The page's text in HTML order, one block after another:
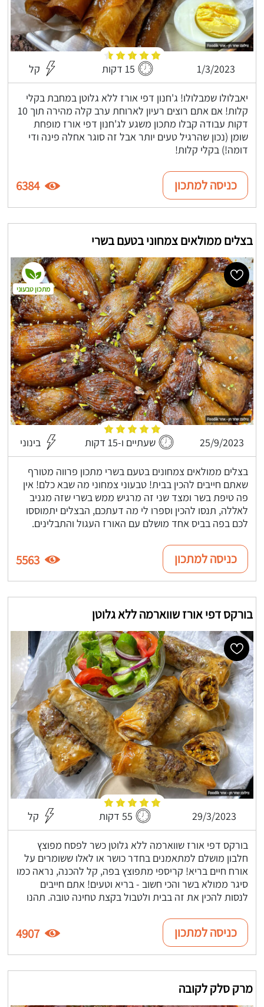
1/3/2023 15 דקות קל
יאבלולו שמבלולו! ג'חנון דפי אורז ללא גלוטן במחבת בקלי
קלות! אם אתם רוצים רעיון לארוחת ערב קלה מהירה תוך 10
דקות עבודה קבלו מתכון משגע לג'חנון דפי אורז מופחת
שומן (נכון שהרגיל טעים יותר אבל זה סוגר אחלה פינה ודי
דומה!) בקלי קלות!
כניסה למתכון 6384
בצלים ממולאים צמחוני בטעם בשרי
25/9/2023 שעתיים ו-15 דקות בינוני
בצלים ממולאים צמחונים בטעם בשרי מתכון פרווה מטורף
שאתם חייבים להכין בבית! טבעוני צמחוני מה שבא כלם! אין
פה טיפת בשר ומצד שני זה מרגיש ממש בשרי שזה מגניב
לאללה, תנסו להכין וספרו לי מה דעתכם, הבצלים יתמוססו
לכם בפה בביס אחד מושלם עם האורז העגול והתבלינים.
מתכון טבעוני
כניסה למתכון 5563
בורקס דפי אורז שווארמה ללא גלוטן
29/3/2023 55 דקות קל
בורקס דפי אורז שווארמה ללא גלוטן כשר לפסח מפוצץ
חלבון מושלם למתאמנים בחדר כושר או לאלו ששומרים על
אורח חיים בריא! קריספי מתפוצץ בפה, קל להכנה, נראה כמו
סיגר ממולא בשר והכי חשוב - בריא וטעים! אתם חייבים
לנסות להכין את זה בבית ולטבול בקצת טחינה טובה. תהנו
כניסה למתכון 4907
מרק סלק לקובה